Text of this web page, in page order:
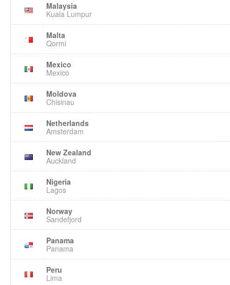
Malaysia
Kuala Lumpur
Malta
Qormi
Mexico
Mexico
Moldova
Chisinau
Netherlands
Amsterdam
New Zealand
Auckland
Nigeria
Lagos
Norway
Sandefjord
Panama
Panama
Peru
Lima